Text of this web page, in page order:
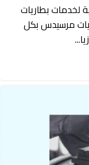
لخدمات بطاريات
مرسيدس بكل